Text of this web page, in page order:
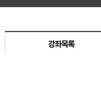
강좌목록